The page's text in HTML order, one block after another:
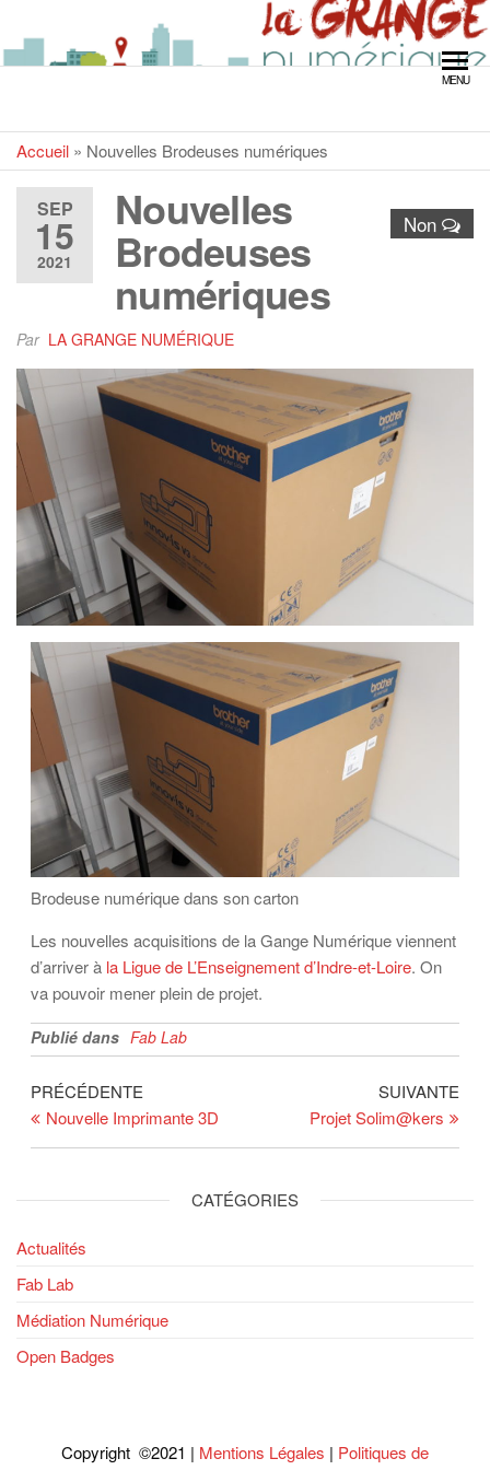
the
LA GRANGE
NUMÉRIQUE
MENU
Accueil » Nouvelles Brodeuses numériques
SEP
15
2021
Non
Nouvelles
Brodeuses
numériques
Par LA GRANGE NUMÉRIQUE
Brodeuse numérique dans son carton
Les nouvelles acquisitions de la Gange Numérique viennent
d’arriver à la Ligue de L’Enseignement d’Indre-et-Loire. On
va pouvoir mener plein de projet.
Publié dans Fab Lab
Navigation
de
Article
précédent
PRÉCÉDENTE
Nouvelle Imprimante 3D
SUIVANTE
Projet Solim@kers
CATÉGORIES
Actualités
Fab Lab
Médiation Numérique
Open Badges
Copyright ©2021 | Mentions Légales | Politiques de